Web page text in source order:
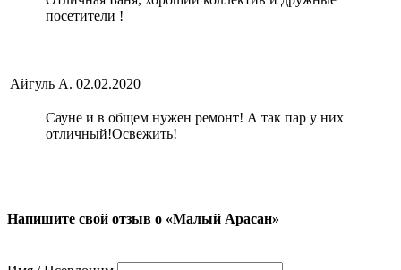
посетители !
Айгуль А. 02.02.2020
Сауне и в общем нужен ремонт! А так пар у них
отличный!Освежить!
Напишите свой отзыв о «Малый Арасан»